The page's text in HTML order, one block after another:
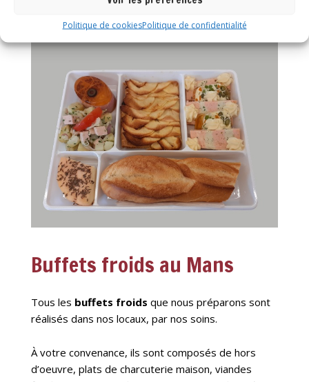
Politique de cookiesPolitique de confidentialité
Buffets froids au Mans
Tous les buffets froids que nous préparons sont
réalisés dans nos locaux, par nos soins.
À votre convenance, ils sont composés de hors
d’oeuvre, plats de charcuterie maison, viandes